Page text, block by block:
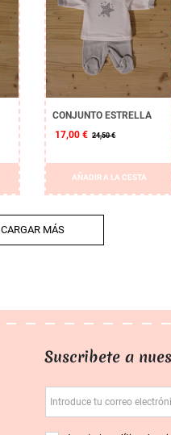
CONJUNTO ESTRELLA
17,00 € 24,50 €
AÑADIR A LA CESTA
CARGAR MÁS
Suscribete a
Introduce tu correo